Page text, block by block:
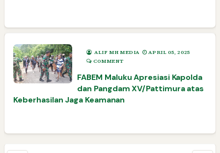
ALIF MH MEDIA
APRIL 05, 2025
COMMENT
FABEM Maluku Apresiasi Kapolda
dan Pangdam XV/Pattimura atas
Keberhasilan Jaga Keamanan